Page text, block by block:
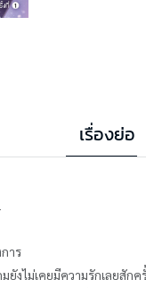
เรื่องย่อ
าร
ไม่เคยมีความรักเลยสักค